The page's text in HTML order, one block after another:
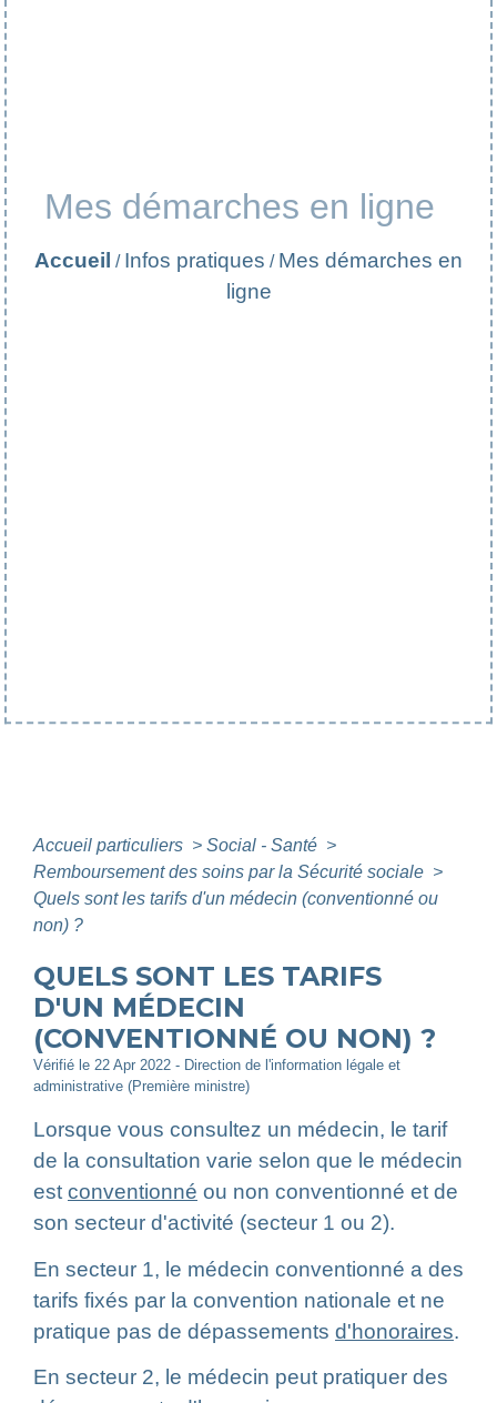
Mes démarches en ligne
Accueil / Infos pratiques / Mes démarches en
ligne
Accueil particuliers > Social - Santé >
Remboursement des soins par la Sécurité sociale >
Quels sont les tarifs d'un médecin (conventionné ou
non) ?
QUELS SONT LES TARIFS
D'UN MÉDECIN
(CONVENTIONNÉ OU NON) ?
Vérifié le 22 Apr 2022 - Direction de l'information légale et
administrative (Première ministre)
Lorsque vous consultez un médecin, le tarif
de la consultation varie selon que le médecin
est conventionné ou non conventionné et de
son secteur d'activité (secteur 1 ou 2).
En secteur 1, le médecin conventionné a des
tarifs fixés par la convention nationale et ne
pratique pas de dépassements d'honoraires.
En secteur 2, le médecin peut pratiquer des